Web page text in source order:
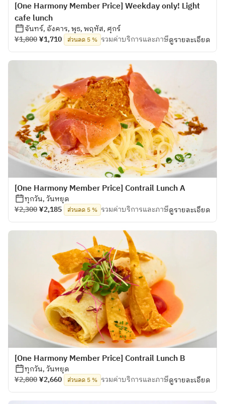
[One Harmony Member Price] Weekday only! Light
cafe lunch
จันทร์, อังคาร, พุธ, พฤหัส, ศุกร์
¥1,800 ¥1,710 ส่วนลด 5 % รวมค่าบริการและภาษีดูรายละเอียด
[One Harmony Member Price] Contrail Lunch A
ทุกวัน, วันหยุด
¥2,300 ¥2,185 ส่วนลด 5 % รวมค่าบริการและภาษีดูรายละเอียด
[One Harmony Member Price] Contrail Lunch B
ทุกวัน, วันหยุด
¥2,800 ¥2,660 ส่วนลด 5 % รวมค่าบริการและภาษีดูรายละเอียด